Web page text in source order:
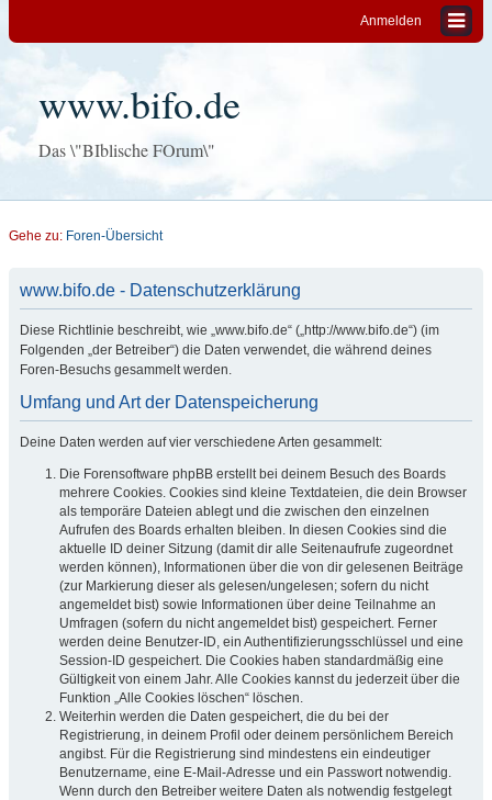
Anmelden
www.bifo.de
Das \"BIblische FOrum\"
Gehe zu: Foren-Übersicht
www.bifo.de - Datenschutzerklärung
Diese Richtlinie beschreibt, wie „www.bifo.de“ („http://www.bifo.de“) (im
Folgenden „der Betreiber“) die Daten verwendet, die während deines
Foren-Besuchs gesammelt werden.
Umfang und Art der Datenspeicherung
Deine Daten werden auf vier verschiedene Arten gesammelt:
Die Forensoftware phpBB erstellt bei deinem Besuch des Boards
mehrere Cookies. Cookies sind kleine Textdateien, die dein Browser
als temporäre Dateien ablegt und die zwischen den einzelnen
Aufrufen des Boards erhalten bleiben. In diesen Cookies sind die
aktuelle ID deiner Sitzung (damit dir alle Seitenaufrufe zugeordnet
werden können), Informationen über die von dir gelesenen Beiträge
(zur Markierung dieser als gelesen/ungelesen; sofern du nicht
angemeldet bist) sowie Informationen über deine Teilnahme an
Umfragen (sofern du nicht angemeldet bist) gespeichert. Ferner
werden deine Benutzer-ID, ein Authentifizierungsschlüssel und eine
Session-ID gespeichert. Die Cookies haben standardmäßig eine
Gültigkeit von einem Jahr. Alle Cookies kannst du jederzeit über die
Funktion „Alle Cookies löschen“ löschen.
Weiterhin werden die Daten gespeichert, die du bei der
Registrierung, in deinem Profil oder deinem persönlichem Bereich
angibst. Für die Registrierung sind mindestens ein eindeutiger
Benutzername, eine E-Mail-Adresse und ein Passwort notwendig.
Wenn durch den Betreiber weitere Daten als notwendig festgelegt